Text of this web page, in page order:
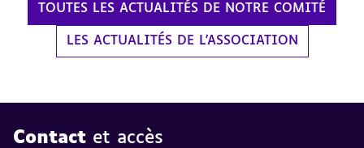
TOUTES LES ACTUALITÉS DE NOTRE COMITÉ
LES ACTUALITÉS DE L'ASSOCIATION
Contact et accès